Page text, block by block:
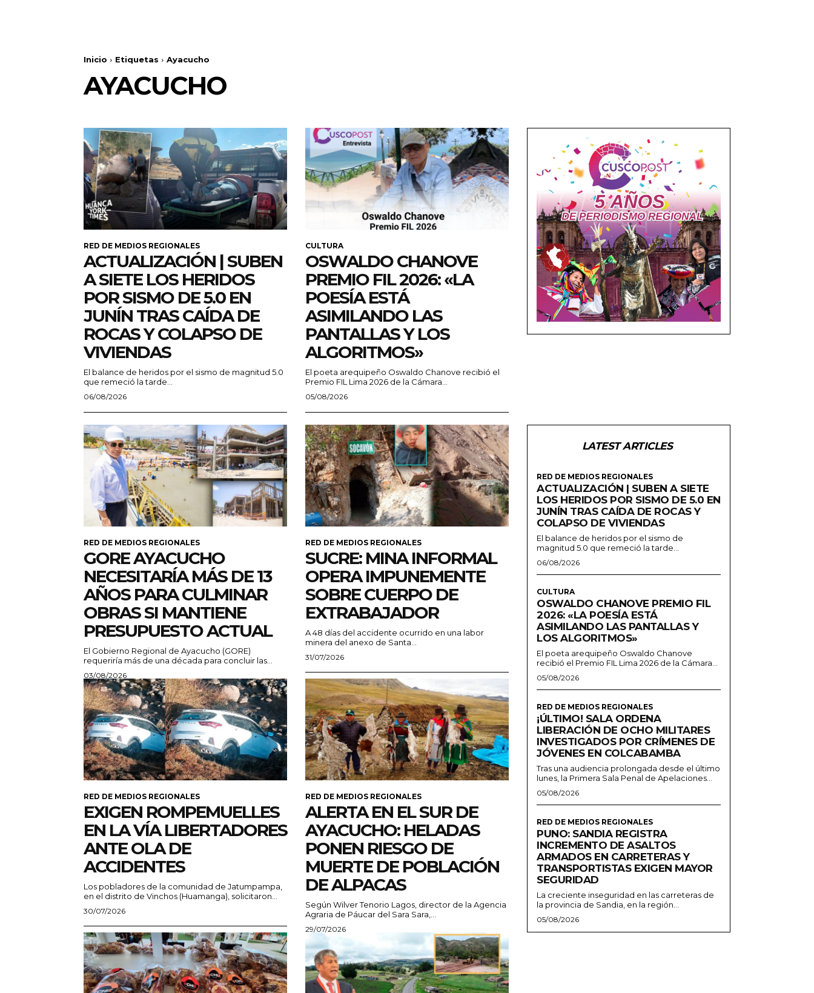
Inicio Etiquetas Ayacucho
AYACUCHO
RED DE MEDIOS REGIONALES
ACTUALIZACIÓN | SUBEN
A SIETE LOS HERIDOS
POR SISMO DE 5.0 EN
JUNÍN TRAS CAÍDA DE
ROCAS Y COLAPSO DE
VIVIENDAS
El balance de heridos por el sismo de magnitud 5.0
que remeció la tarde...
06/08/2026
CULTURA
OSWALDO CHANOVE
PREMIO FIL 2026: «LA
POESÍA ESTÁ
ASIMILANDO LAS
PANTALLAS Y LOS
ALGORITMOS»
El poeta arequipeño Oswaldo Chanove recibió el
Premio FIL Lima 2026 de la Cámara...
05/08/2026
RED DE MEDIOS REGIONALES
GORE AYACUCHO
NECESITARÍA MÁS DE 13
AÑOS PARA CULMINAR
OBRAS SI MANTIENE
PRESUPUESTO ACTUAL
El Gobierno Regional de Ayacucho (GORE)
requeriría más de una década para concluir las...
03/08/2026
RED DE MEDIOS REGIONALES
SUCRE: MINA INFORMAL
OPERA IMPUNEMENTE
SOBRE CUERPO DE
EXTRABAJADOR
A 48 días del accidente ocurrido en una labor
minera del anexo de Santa...
31/07/2026
RED DE MEDIOS REGIONALES
EXIGEN ROMPEMUELLES
EN LA VÍA LIBERTADORES
ANTE OLA DE
ACCIDENTES
Los pobladores de la comunidad de Jatumpampa,
en el distrito de Vinchos (Huamanga), solicitaron...
30/07/2026
RED DE MEDIOS REGIONALES
ALERTA EN EL SUR DE
AYACUCHO: HELADAS
PONEN RIESGO DE
MUERTE DE POBLACIÓN
DE ALPACAS
Según Wilver Tenorio Lagos, director de la Agencia
Agraria de Páucar del Sara Sara,...
29/07/2026
LATEST ARTICLES
RED DE MEDIOS REGIONALES
ACTUALIZACIÓN | SUBEN A SIETE
LOS HERIDOS POR SISMO DE 5.0 EN
JUNÍN TRAS CAÍDA DE ROCAS Y
COLAPSO DE VIVIENDAS
El balance de heridos por el sismo de
magnitud 5.0 que remeció la tarde...
06/08/2026
CULTURA
OSWALDO CHANOVE PREMIO FIL
2026: «LA POESÍA ESTÁ
ASIMILANDO LAS PANTALLAS Y
LOS ALGORITMOS»
El poeta arequipeño Oswaldo Chanove
recibió el Premio FIL Lima 2026 de la Cámara...
05/08/2026
RED DE MEDIOS REGIONALES
¡ÚLTIMO! SALA ORDENA
LIBERACIÓN DE OCHO MILITARES
INVESTIGADOS POR CRÍMENES DE
JÓVENES EN COLCABAMBA
Tras una audiencia prolongada desde el último
lunes, la Primera Sala Penal de Apelaciones...
05/08/2026
RED DE MEDIOS REGIONALES
PUNO: SANDIA REGISTRA
INCREMENTO DE ASALTOS
ARMADOS EN CARRETERAS Y
TRANSPORTISTAS EXIGEN MAYOR
SEGURIDAD
La creciente inseguridad en las carreteras de
la provincia de Sandia, en la región...
05/08/2026